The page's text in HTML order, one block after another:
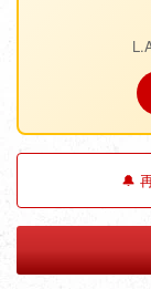
🔔